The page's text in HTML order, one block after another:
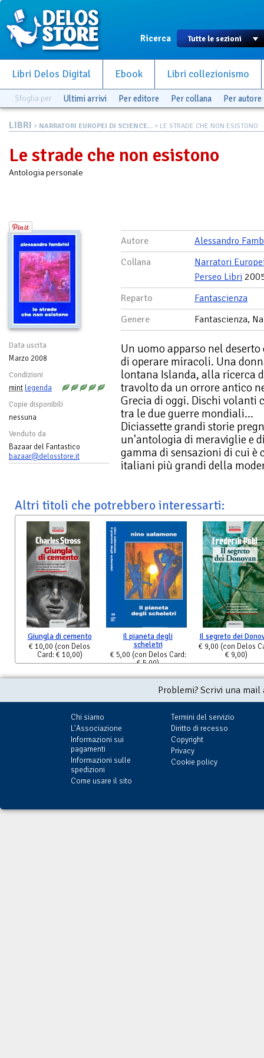
Ricerca
Libri Delos Digital Ebook Libri collezionismo
Sfoglia per Ultimi arrivi Per editore Per collana Per autore
LIBRI > NARRATORI EUROPEI DI SCIENCE... > LE STRADE CHE NON ESISTONO
Le strade che non esistono
Antologia personale
Data uscita
Marzo 2008
Condizioni
mint legenda
Copie disponibili
nessuna
Venduto da
Bazaar del Fantastico
bazaar@delosstore.it
Autore
Alessandro
Collana
Narratori
Perseo Libri
Reparto
Fantascienza
Genere
Fantascienza,
Un uomo apparso nel
di operare miracoli. Una
lontana Islanda, alla ricerca
travolto da un orrore antico
Grecia di oggi. Dischi
tra le due guerre mondiali...
Diciassette grandi storie
un'antologia di meraviglie e
gamma di sensazioni di cui
italiani più grandi della
Altri titoli che potrebbero interessarti:
Giungla di cemento
€ 10,00 (con Delos
Card: € 10,00)
Il pianeta degli
scheletri
€ 5,00 (con Delos Card:
€ 5,00)
Il segreto dei
€ 9,00 (con Delos
€ 9,00)
Problemi? Scrivi una
Chi siamo
L'Associazione
Informazioni sui
pagamenti
Informazioni sulle
spedizioni
Come usare il sito
Termini del servizio
Diritto di recesso
Copyright
Privacy
Cookie policy